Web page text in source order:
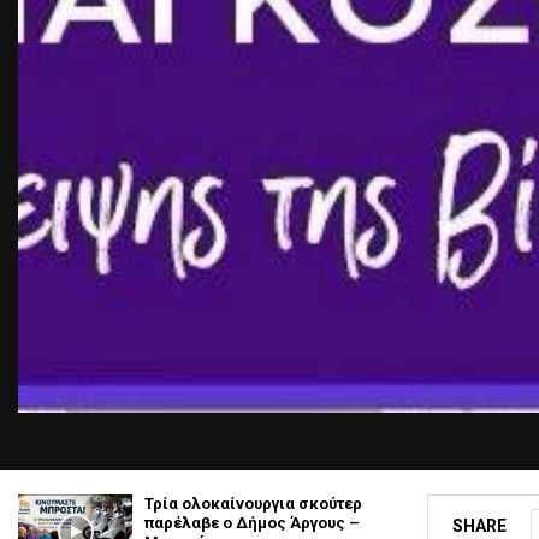
SHARE
Τρία ολοκαίνουργια σκούτερ
παρέλαβε o Δήμος Άργους –